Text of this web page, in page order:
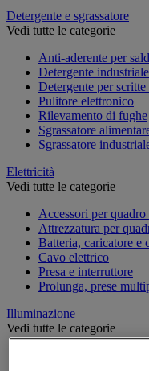
Detergente e sgrassatore
Vedi tutte le categorie
Anti-aderente per
Detergente industriale
Detergente per scritte
Pulitore elettronico
Rilevamento di fughe
Sgrassatore
Sgrassatore
Elettricità
Vedi tutte le categorie
Accessori per
Attrezzatura per
Batteria, caricatore e
Cavo elettrico
Presa e interruttore
Prolunga, prese
Illuminazione
Vedi tutte le categorie